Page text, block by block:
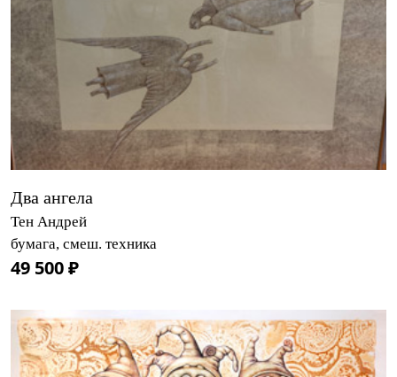
Два ангела
Тен Андрей
бумага, смеш. техника
49 500 ₽